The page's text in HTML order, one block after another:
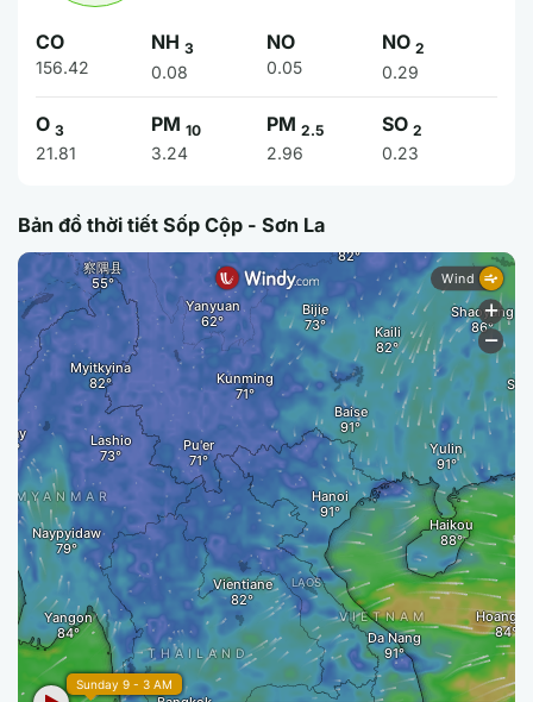
CO
156.42
NH 3
0.08
NO
0.05
NO 2
0.29
O 3
21.81
PM 10
3.24
PM 2.5
2.96
SO 2
0.23
Bản đồ thời tiết Sốp Cộp - Sơn La